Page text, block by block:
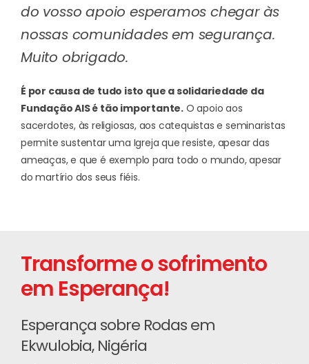
do vosso apoio esperamos chegar às
nossas comunidades em segurança.
Muito obrigado.
É por causa de tudo isto que a solidariedade da
Fundação AIS é tão importante. O apoio aos
sacerdotes, às religiosas, aos catequistas e seminaristas
permite sustentar uma Igreja que resiste, apesar das
ameaças, e que é exemplo para todo o mundo, apesar
do martírio dos seus fiéis.
Transforme o sofrimento
em Esperança!
Esperança sobre Rodas em
Ekwulobia, Nigéria